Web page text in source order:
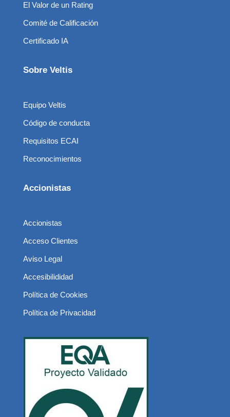
El Valor de un Rating
Comité de Calificación
Certificado IA
Sobre Veltis
Equipo Veltis
Código de conducta
Requisitos ECAI
Reconocimientos
Accionistas
Accionistas
Acceso Clientes
Aviso Legal
Accesibilididad
Política de Cookies
Política de Privacidad